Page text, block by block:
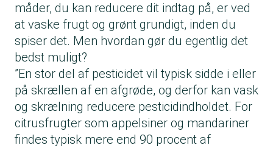
måder, du kan reducere dit indtag på, er ved
at vaske frugt og grønt grundigt, inden du
spiser det. Men hvordan gør du egentlig det
bedst muligt?
”En stor del af pesticidet vil typisk sidde i eller
på skrællen af en afgrøde, og derfor kan vask
og skrælning reducere pesticidindholdet. For
citrusfrugter som appelsiner og mandariner
findes typisk mere end 90 procent af